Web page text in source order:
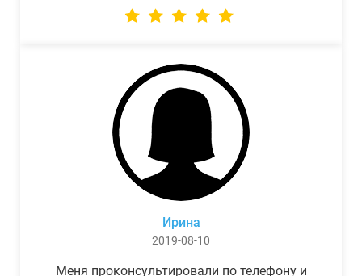
Ирина
2019-08-10
Меня проконсультировали по телефону и